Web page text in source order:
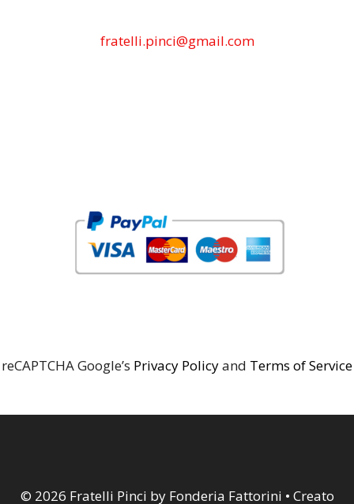
fratelli.pinci@gmail.com
reCAPTCHA Google’s Privacy Policyand Terms of Service
© 2026 Fratelli Pinci by Fonderia Fattorini • Creato